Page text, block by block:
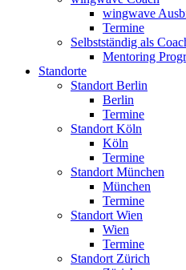
wingwave
Termine
Selbstständig als
Mentoring
Standorte
Standort Berlin
Berlin
Termine
Standort Köln
Köln
Termine
Standort München
München
Termine
Standort Wien
Wien
Termine
Standort Zürich